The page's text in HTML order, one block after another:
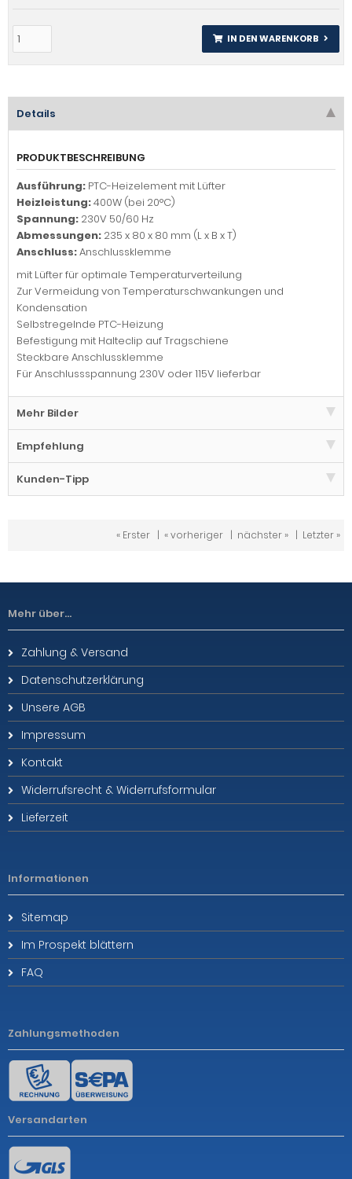
IN DEN WARENKORB
Details
PRODUKTBESCHREIBUNG
Ausführung: PTC-Heizelement mit Lüfter
Heizleistung:400W (bei 20°C)
Spannung: 230V 50/60 Hz
Abmessungen: 235 x 80 x 80 mm (L x B x T)
Anschluss:Anschlussklemme
mit Lüfter für optimale Temperaturverteilung
Zur Vermeidung von Temperaturschwankungen und
Kondensation
Selbstregelnde PTC-Heizung
Befestigung mit Halteclip auf Tragschiene
Steckbare Anschlussklemme
Für Anschlussspannung 230V oder 115V lieferbar
Mehr Bilder
Empfehlung
Kunden-Tipp
« Erster | « vorheriger | nächster » | Letzter »
Mehr über...
Zahlung & Versand
Datenschutzerklärung
Unsere AGB
Impressum
Kontakt
Widerrufsrecht & Widerrufsformular
Lieferzeit
Informationen
Sitemap
Im Prospekt blättern
FAQ
Zahlungsmethoden
Versandarten